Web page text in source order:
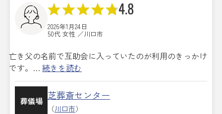
4.8
2026年1月24日
50代 女性 ／川口市
亡き父の名前で互助会に入っていたのが利用のきっかけ
です。… 続きを読む
葬儀場 芝葬斎センター
（川口市）